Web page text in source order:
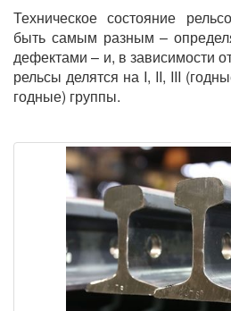
Техническое состояние
быть самым разным –
дефектами – и, в зависимости
рельсы делятся на I, II, III
годные) группы.